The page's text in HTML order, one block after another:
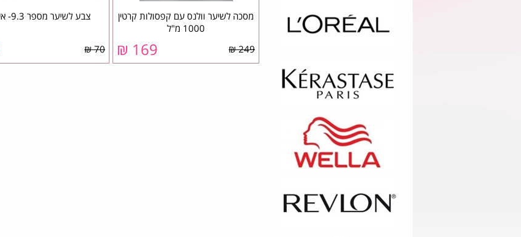
מסכה לשיער וולנס עם קפסולות קרטין
1000 מ"ל
249 ₪
169 ₪
צבע לשיער מספר 9.3- אינואה
70 ₪